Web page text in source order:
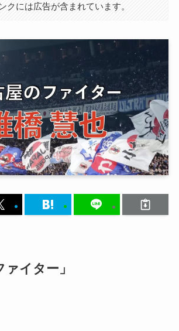
クには広告が含まれています。
ァイター」